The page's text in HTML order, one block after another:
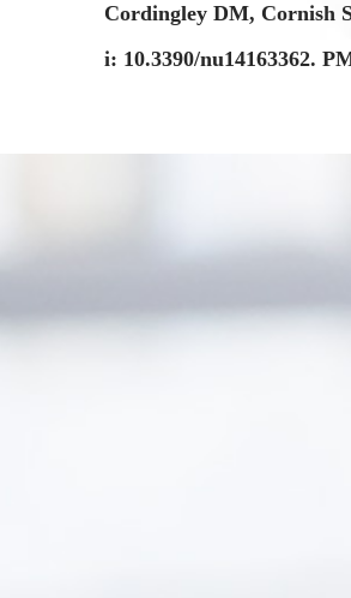
Cordingley DM, Cornish
i: 10.3390/nu14163362.